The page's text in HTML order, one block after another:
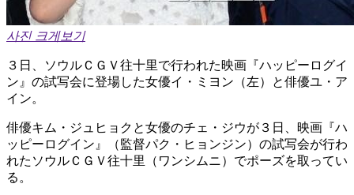
사진 크게보기
３日、ソウルＣＧＶ往十里で行われた映画『ハッピーログイ
ン』の試写会に登場した女優イ・ミヨン（左）と俳優ユ・ア
イン。
俳優キム・ジュヒョクと女優のチェ・ジウが３日、映画『ハ
ッピーログイン』（監督パク・ヒョンジン）の試写会が行わ
れたソウルＣＧＶ往十里（ワンシムニ）でポーズを取ってい
る。